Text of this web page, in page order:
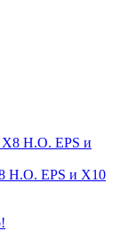
H.O. EPS и X10